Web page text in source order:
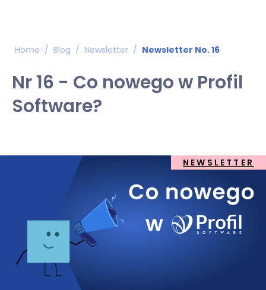
Home / Blog / Newsletter / Newsletter No. 16
Nr 16 - Co nowego w Profil
Software?
NEWSLETTER